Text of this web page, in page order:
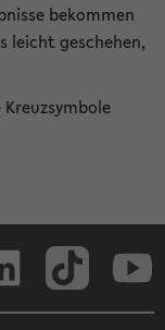
bekommen
leicht geschehen,